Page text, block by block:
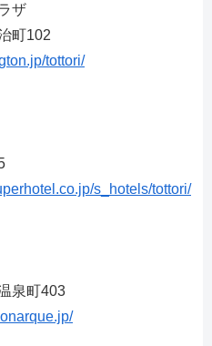
ザ
町102
tottori/
s_hotels/tottori/
泉町403